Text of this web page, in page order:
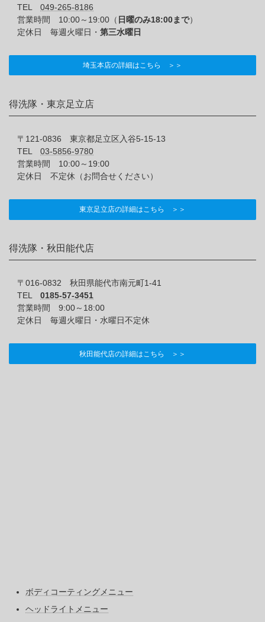
TEL 049-265-8186
営業時間 10:00～19:00（ 日曜のみ18:00まで）
定休日 毎週火曜日・ 第三水曜日
埼玉本店の詳細はこちら ＞＞
得洗隊・東京足立店
〒121-0836 東京都足立区入谷5-15-13
TEL 03-5856-9780
営業時間 10:00～19:00
定休日 不定休（お問合せください）
東京足立店の詳細はこちら ＞＞
得洗隊・秋田能代店
〒016-0832 秋田県能代市南元町1-41
TEL 0185-57-3451
営業時間 9:00～18:00
定休日 毎週火曜日・水曜日不定休
秋田能代店の詳細はこちら ＞＞
ボディコーティングメニュー
ヘッドライトメニュー